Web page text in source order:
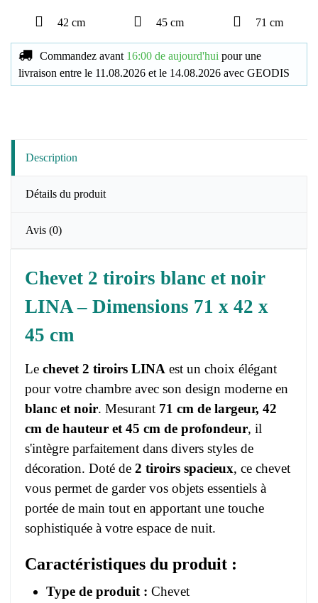
42 cm 45 cm 71 cm
Commandez avant 16:00 de aujourd'hui pour une
livraison entre le 11.08.2026 et le 14.08.2026 avec GEODIS
Description
Détails du produit
Avis (0)
Chevet 2 tiroirs blanc et noir
LINA – Dimensions 71 x 42 x
45 cm
Le chevet 2 tiroirs LINA est un choix élégant
pour votre chambre avec son design moderne en
blanc et noir. Mesurant 71 cm de largeur, 42
cm de hauteur et 45 cm de profondeur, il
s'intègre parfaitement dans divers styles de
décoration. Doté de 2 tiroirs spacieux, ce chevet
vous permet de garder vos objets essentiels à
portée de main tout en apportant une touche
sophistiquée à votre espace de nuit.
Caractéristiques du produit :
Type de produit : Chevet